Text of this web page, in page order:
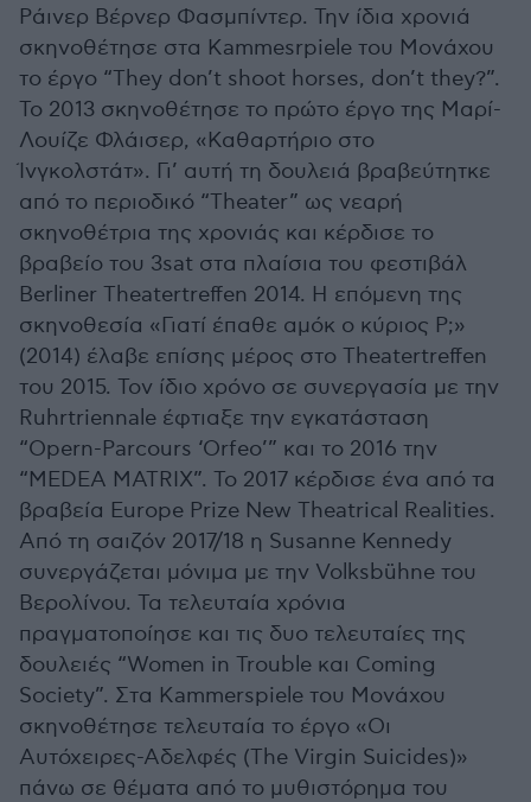
Ράινερ Βέρνερ Φασμπίντερ. Την ίδια χρονιά
σκηνοθέτησε στα Kammesrpiele του Μονάχου
το έργο “They don’t shoot horses, don’t they?”.
Το 2013 σκηνοθέτησε το πρώτο έργο της Μαρί-
Λουίζε Φλάισερ, «Καθαρτήριο στο
Ίνγκολστάτ». Γι’ αυτή τη δουλειά βραβεύτητκε
από το περιοδικό “Theater” ως νεαρή
σκηνοθέτρια της χρονιάς και κέρδισε το
βραβείο του 3sat στα πλαίσια του φεστιβάλ
Berliner Theatertreffen 2014. Η επόμενη της
σκηνοθεσία «Γιατί έπαθε αμόκ ο κύριος Ρ;»
(2014) έλαβε επίσης μέρος στο Theatertreffen
του 2015. Τον ίδιο χρόνο σε συνεργασία με την
Ruhrtriennale έφτιαξε την εγκατάσταση
“Opern-Parcours ‘Orfeo’” και το 2016 την
“MEDEA MATRIX”. Το 2017 κέρδισε ένα από τα
βραβεία Europe Prize New Theatrical Realities.
Από τη σαιζόν 2017/18 η Susanne Kennedy
συνεργάζεται μόνιμα με την Volksbühne του
Βερολίνου. Τα τελευταία χρόνια
πραγματοποίησε και τις δυο τελευταίες της
δουλειές “Women in Trouble και Coming
Society”. Στα Kammerspiele του Μονάχου
σκηνοθέτησε τελευταία το έργο «Οι
Αυτόχειρες-Αδελφές (The Virgin Suicides)»
πάνω σε θέματα από το μυθιστόρημα του